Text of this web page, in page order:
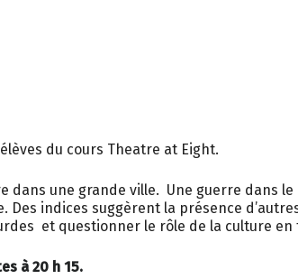
du cours Theatre at Eight.
dans une grande ville. Une guerre dans
Des indices suggèrent la présence
et questionner le rôle de la culture en
à 20 h 15.